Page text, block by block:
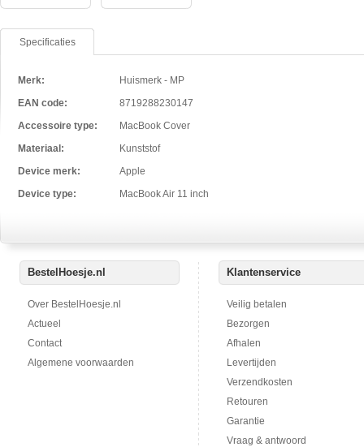
Specificaties
Merk:
Huismerk - MP
EAN code:
8719288230147
Accessoire type:
MacBook Cover
Materiaal:
Kunststof
Device merk:
Apple
Device type:
MacBook Air 11 inch
BestelHoesje.nl
Over BestelHoesje.nl
Actueel
Contact
Algemene voorwaarden
Klantenservice
Veilig betalen
Bezorgen
Afhalen
Levertijden
Verzendkosten
Retouren
Garantie
Vraag & antwoord